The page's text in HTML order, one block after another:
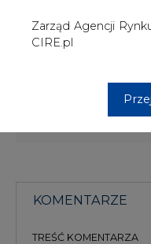
Zarząd Agencji
CIRE.pl
#Centrum
Artykuł powstał bez
KOMENTARZE
TREŚĆ KOMENTARZA